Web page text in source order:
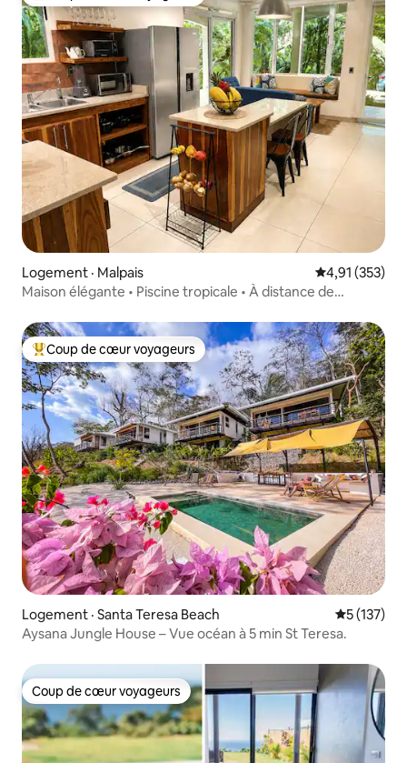
Logement · Malpais Note
4,91 (353)
Maison élégante • Piscine tropicale • À distance de
Coup de cœur voyageurs parmi les plus aimés
Coup de cœur voyageurs
Logement · Santa Teresa Beach Note
5 (137)
Aysana Jungle House – Vue océan à 5 min St Teresa.
Coup de cœur voyageurs
Coup de cœur voyageurs